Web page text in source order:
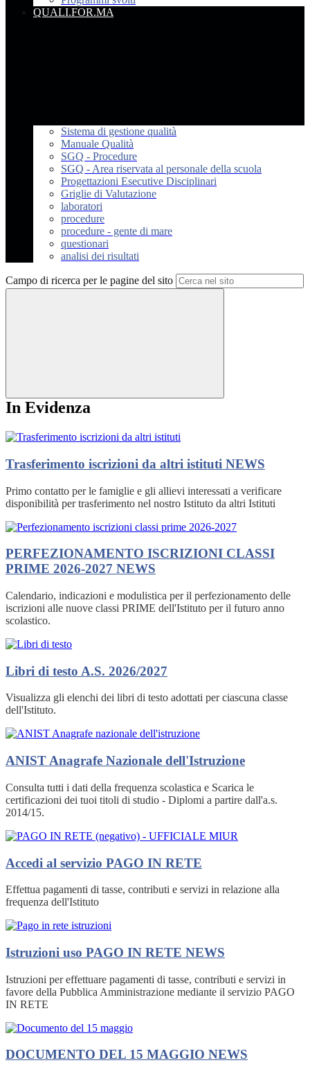
QUALI.FOR.MA
Sistema di gestione qualità
Manuale Qualità
SGQ - Procedure
SGQ - Area riservata al personale della scuola
Progettazioni Esecutive Disciplinari
Griglie di Valutazione
laboratori
procedure
procedure - gente di mare
questionari
analisi dei risultati
Campo di ricerca per le pagine del sito
In Evidenza
Trasferimento iscrizioni da altri istituti NEWS
Primo contatto per le famiglie e gli allievi interessati a verificare
disponibilità per trasferimento nel nostro Istituto da altri Istituti
PERFEZIONAMENTO ISCRIZIONI CLASSI
PRIME 2026-2027 NEWS
Calendario, indicazioni e modulistica per il perfezionamento delle
iscrizioni alle nuove classi PRIME dell'Istituto per il futuro anno
scolastico.
Libri di testo A.S. 2026/2027
Visualizza gli elenchi dei libri di testo adottati per ciascuna classe
dell'Istituto.
ANIST Anagrafe Nazionale dell'Istruzione
Consulta tutti i dati della frequenza scolastica e Scarica le
certificazioni dei tuoi titoli di studio - Diplomi a partire dall'a.s.
2014/15.
Accedi al servizio PAGO IN RETE
Effettua pagamenti di tasse, contributi e servizi in relazione alla
frequenza dell'Istituto
Istruzioni uso PAGO IN RETE NEWS
Istruzioni per effettuare pagamenti di tasse, contributi e servizi in
favore della Pubblica Amministrazione mediante il servizio PAGO
IN RETE
DOCUMENTO DEL 15 MAGGIO NEWS